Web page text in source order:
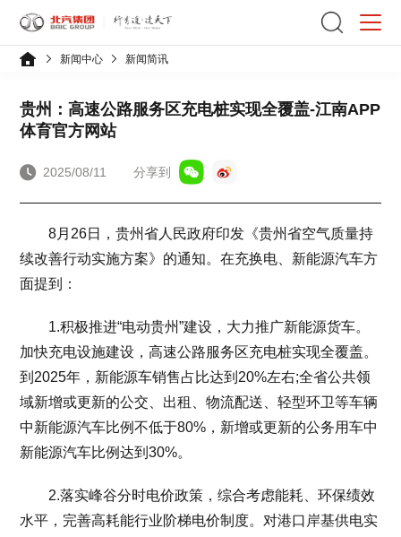
新闻中心 新闻简讯
贵州：高速公路服务区充电桩实现全覆盖-江南APP
体育官方网站
2025/08/11 分享到
8月26日，贵州省人民政府印发《贵州省空气质量持
续改善行动实施方案》的通知。在充换电、新能源汽车方
面提到：
1.积极推进“电动贵州”建设，大力推广新能源货车。
加快充电设施建设，高速公路服务区充电桩实现全覆盖。
到2025年，新能源车销售占比达到20%左右;全省公共领
域新增或更新的公交、出租、物流配送、轻型环卫等车辆
中新能源汽车比例不低于80%，新增或更新的公务用车中
新能源汽车比例达到30%。
2.落实峰谷分时电价政策，综合考虑能耗、环保绩效
水平，完善高耗能行业阶梯电价制度。对港口岸基供电实